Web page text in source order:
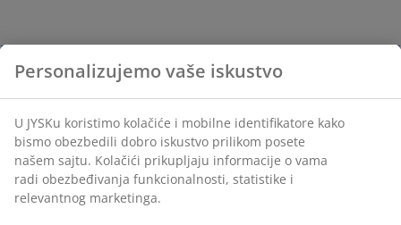
Personalizujemo vaše iskustvo
U JYSKu koristimo kolačiće i mobilne identifikatore kako
bismo obezbedili dobro iskustvo prilikom posete
našem sajtu. Kolačići prikupljaju informacije o vama
radi obezbeđivanja funkcionalnosti, statistike i
relevantnog marketinga.